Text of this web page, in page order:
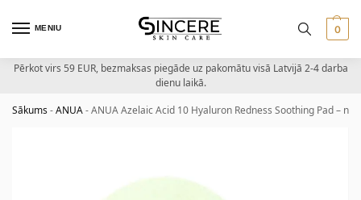
MENIU 0
Pērkot virs 59 EUR, bezmaksas piegāde uz pakomātu visā Latvijā 2-4 darba
dienu laikā.
Sākums-ANUA-ANUA Azelaic Acid 10 Hyaluron Redness Soothing Pad –